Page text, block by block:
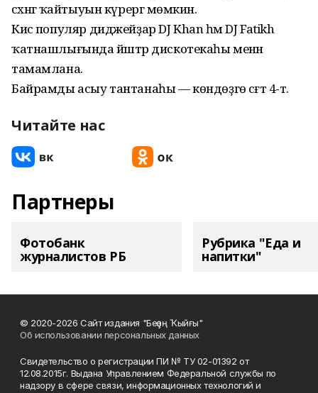
сәхнәгә ҡайтыуын күрергә мөмкин.
Кисә популяр диджейҙар DJ Khan һәм DJ Fatikh
ҡатнашлығында йәштәр дискотекаһы менән
тамамлана.
Байрамды асыу тантанаһы — көндөҙгө сәғәт 4-тә.
Читайте нас
Партнеры
Фотобанк
журналистов РБ
Рубрика "Еда и
напитки"
© 2020-2026 Сайт издания "Беҙҙең Ҡыйғы"
Об использовании персональных данных
Свидетельство о регистрации ПИ № ТУ 02-01392 от
12.08.2015г. Выдана Управлением Федеральной службы по
надзору в сфере связи, информационных технологий и